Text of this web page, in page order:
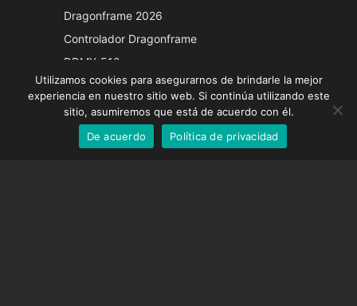
Dragonframe 2026
Controlador Dragonframe
DDMX-512
DMC-32
Tapa de corrección EOS LV
Utilizamos cookies para asegurarnos de brindarle la mejor
experiencia en nuestro sitio web. Si continúa utilizando este
sitio, asumiremos que está de acuerdo con él.
De acuerdo
Política de privacidad
Spanish
English
German